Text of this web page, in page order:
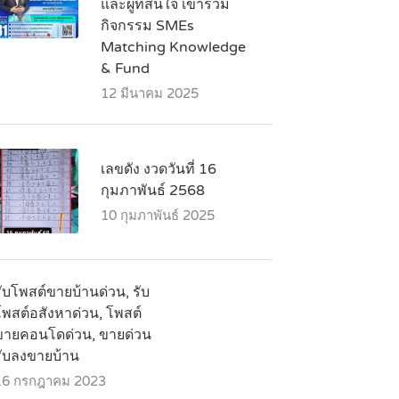
และผู้ที่สนใจ เข้าร่วม
กิจกรรม SMEs
Matching Knowledge
& Fund
12 มีนาคม 2025
เลขดัง งวดวันที่ 16
กุมภาพันธ์ 2568
10 กุมภาพันธ์ 2025
โพสต์ขายบ้านด่วน, รับ
สต์อสังหาด่วน, โพสต์
ยคอนโดด่วน, ขายด่วน
ลงขายบ้าน
กรกฎาคม 2023